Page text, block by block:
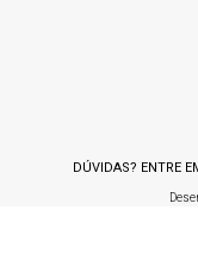
DÚVIDAS? ENTRE